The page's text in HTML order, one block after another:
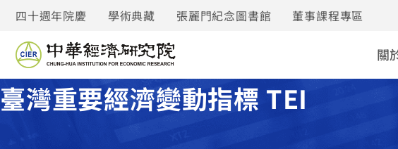
四十週年院慶 學術典藏 張麗門紀念圖書館 董事課程專區
關
臺灣重要經濟變動指標 TEI